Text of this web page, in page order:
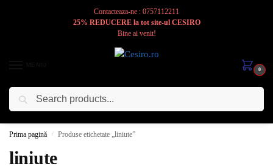
Contacteaza-ne : 0757112211
25% REDUCERE la tot site-ul CESIRO
Bine ai venit!
0
Cesiro
Prima pagină / Produse etichetate „liniute”
liniute